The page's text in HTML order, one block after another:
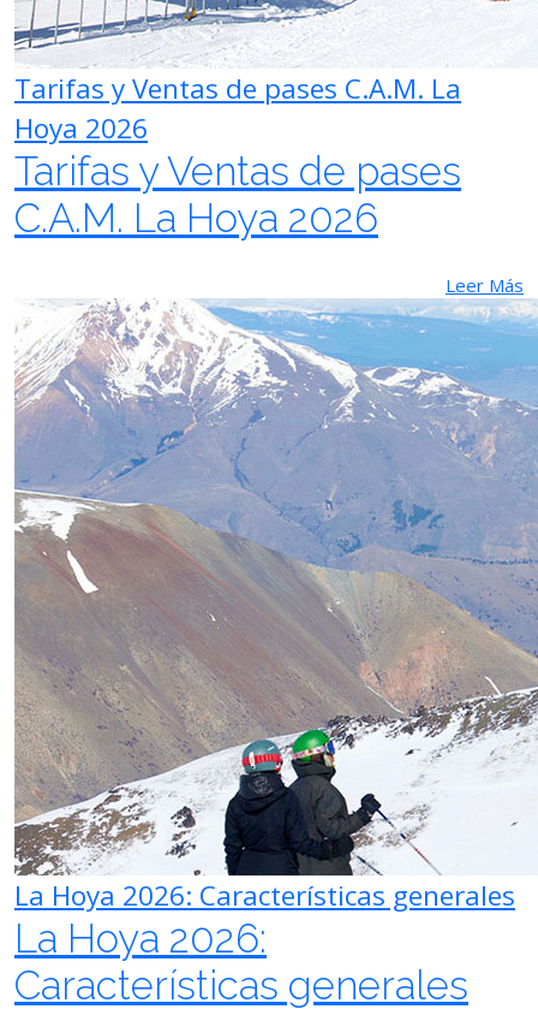
Tarifas y Ventas de pases C.A.M. La
Hoya 2026
Tarifas y Ventas de pases
C.A.M. La Hoya 2026
Leer Más
La Hoya 2026: Características generales
La Hoya 2026:
Características generales